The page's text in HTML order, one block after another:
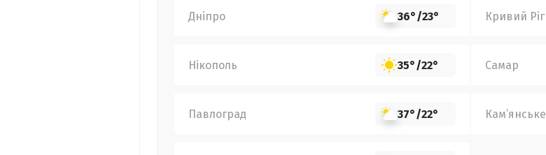
Дніпро 36°/23° Кривий Ріг
Нікополь 35°/22° Самар
Павлоград 37°/22° Кам’янське